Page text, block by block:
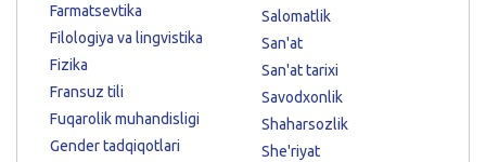
Farmatsevtika
Filologiya va lingvistika
Fizika
Fransuz tili
Fuqarolik muhandisligi
Gender tadqiqotlari
Salomatlik
San'at
San'at tarixi
Savodxonlik
Shaharsozlik
She'riyat